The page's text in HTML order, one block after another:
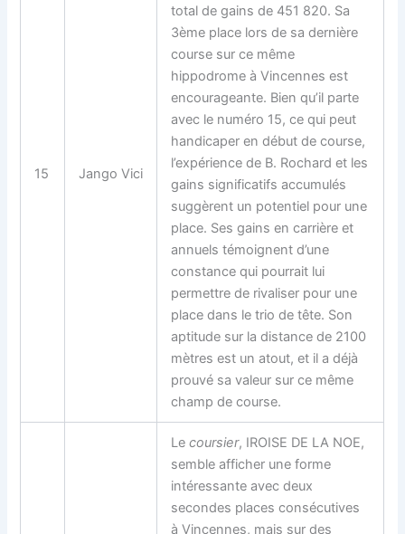
15 Jango Vici
total de gains de 451 820. Sa
3ème place lors de sa dernière
course sur ce même
hippodrome à Vincennes est
encourageante. Bien qu’il parte
avec le numéro 15, ce qui peut
handicaper en début de course,
l’expérience de B. Rochard et les
gains significatifs accumulés
suggèrent un potentiel pour une
place. Ses gains en carrière et
annuels témoignent d’une
constance qui pourrait lui
permettre de rivaliser pour une
place dans le trio de tête. Son
aptitude sur la distance de 2100
mètres est un atout, et il a déjà
prouvé sa valeur sur ce même
champ de course.
Lecoursier, IROISE DE LA NOE,
semble afficher une forme
intéressante avec deux
secondes places consécutives
à Vincennes, mais sur des